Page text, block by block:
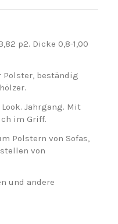
p2. Dicke 0,8-1,00
Polster, beständig
Jahrgang. Mit
im Griff.
Polstern von Sofas,
von
und andere